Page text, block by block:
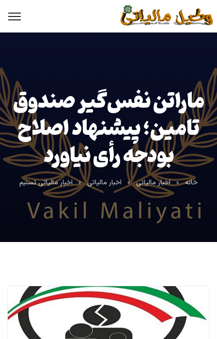
ماراتن نفس‌گیر صندوق
تامین؛ پیشنهاد اصلاح
بودجه رأی نیاورد
خانه » اخبار مالیاتی » اخبار مالیاتی » اخبار مالیاتی تسنیم